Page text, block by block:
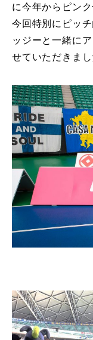
に今年からピン
今回特別にピッ
ッジーと一緒に
せていただきまし